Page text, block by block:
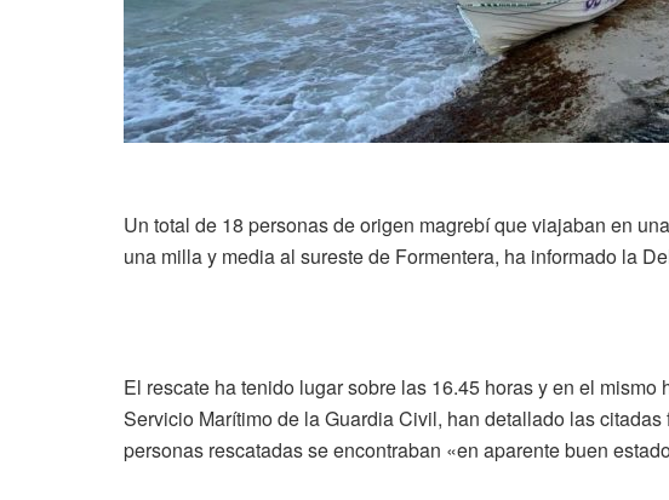
Un total de 18 personas de origen magrebí que viajaban en
una milla y media al sureste de Formentera, ha informado la
El rescate ha tenido lugar sobre las 16.45 horas y en el
Servicio Marítimo de la Guardia Civil, han detallado las
personas rescatadas se encontraban «en aparente buen